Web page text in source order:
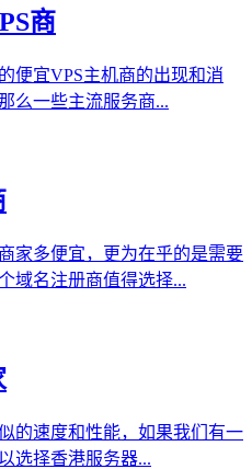
商
便宜VPS主机商的出现和消
么一些主流服务商...
家多便宜，更为在乎的是需要
域名注册商值得选择...
的速度和性能，如果我们有一
选择香港服务器...